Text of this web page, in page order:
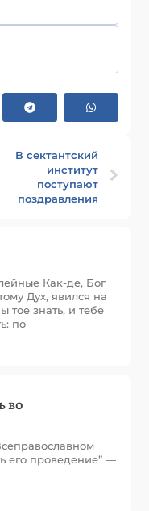
В сектантский
институт
поступают
поздравления
Как-де, Бог
Дух, явился на
тое знать, и тебе
по
во
его проведение” —